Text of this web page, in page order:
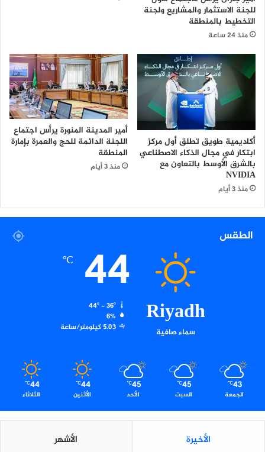
ر
ة
و
ا
أ
ع
م
ا
ل
ح
ل
م
ؤ
للجنة الاستثمار والمشاريع ولجنة
التخطيط بالمنطقة
منذ 24 ساعة
أكاديمية طويق تطلق أول مركز
ابتكار في مجال الذكاء الاصطناعي
بالشرق الأوسط بالتعاون مع
NVIDIA
منذ 3 أيام
أمير المدينة المنورة يرأس اجتماع
اللجنة الدائمة للحج والعمرة بإمارة
المنطقة
منذ 3 أيام
الطقس
Riyadh
سماء صافية
44
℃
44º - 36º
6%
5.03 كيلومتر/ساعة
43
℃
الجمعة
45
℃
السبت
45
℃
الأحد
44
℃
الأثنين
44
℃
الثلاثاء
الأخيرة الأشهر